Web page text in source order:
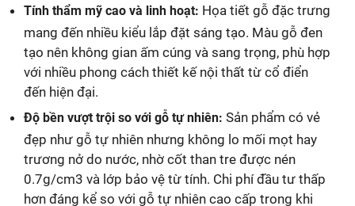
Tính thẩm mỹ cao và linh hoạt: Họa tiết gỗ đặc trưng
mang đến nhiều kiểu lắp đặt sáng tạo. Màu gỗ đen
tạo nên không gian ấm cúng và sang trọng, phù hợp
với nhiều phong cách thiết kế nội thất từ cổ điển
đến hiện đại.
Độ bền vượt trội so với gỗ tự nhiên: Sản phẩm có vẻ
đẹp như gỗ tự nhiên nhưng không lo mối mọt hay
trương nở do nước, nhờ cốt than tre được nén
0.7g/cm3 và lớp bảo vệ từ tính. Chi phí đầu tư thấp
hơn đáng kể so với gỗ tự nhiên cao cấp trong khi